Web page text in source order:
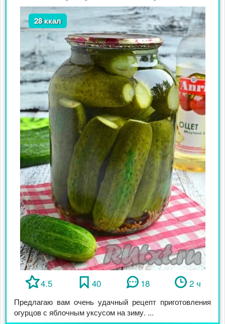
28 ккал
4.5 40 18 2 ч
Предлагаю вам очень удачный рецепт приготовления
огурцов с яблочным уксусом на зиму. ...